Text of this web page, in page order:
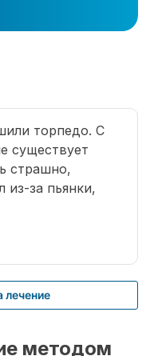
торпедо. С
существует
страшно,
из-за пьянки,
лечение
методом